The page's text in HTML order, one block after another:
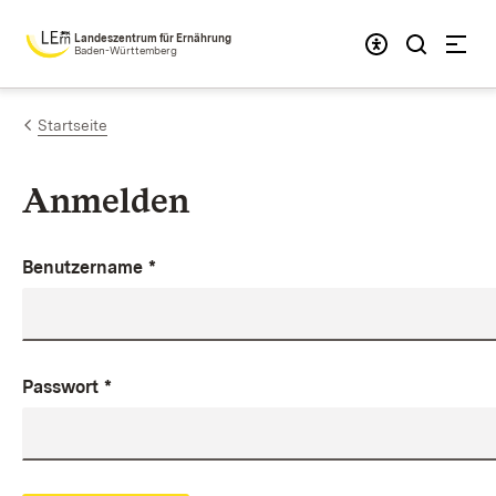
Zum Inhalt springen
Landeszentrum für Ernährung
Baden-Württemberg
Startseite
Anmelden
Benutzername *
Passwort *